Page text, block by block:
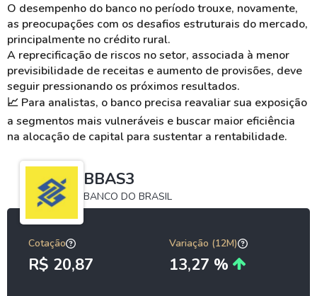
O desempenho do banco no período trouxe, novamente,
as preocupações com os desafios estruturais do mercado,
principalmente no crédito rural.
A reprecificação de riscos no setor, associada à menor
previsibilidade de receitas e aumento de provisões, deve
seguir pressionando os próximos resultados.
📈 Para analistas, o banco precisa reavaliar sua exposição
a segmentos mais vulneráveis e buscar maior eficiência
na alocação de capital para sustentar a rentabilidade.
BBAS3
BANCO DO BRASIL
Cotação
R$ 20,87
Variação (12M)
13,27 %